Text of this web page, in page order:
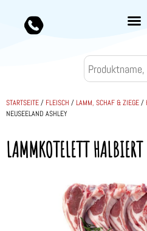
STARTSEITE/ FLEISCH /LAMM, SCHAF & ZIEGE/
NEUSEELAND ASHLEY
LAMMKOTELETT